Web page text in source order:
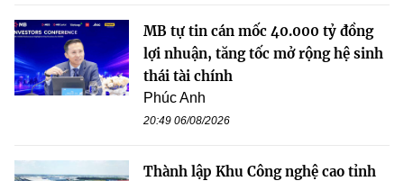
MB tự tin cán mốc 40.000 tỷ đồng
lợi nhuận, tăng tốc mở rộng hệ sinh
thái tài chính
Phúc Anh
20:49 06/08/2026
Thành lập Khu Công nghệ cao tỉnh